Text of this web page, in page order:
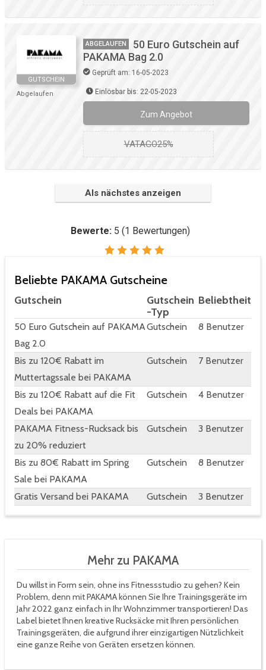
GUTSCHEIN
Abgelaufen
ABGELAUFEN
50 Euro Gutschein auf
PAKAMA Bag 2.0
Geprüft am: 16-05-2023
Einlösbar bis: 22-05-2023
Zum Angebot
VATAGO25%
Als nächstes anzeigen
Bewerte: 5 (1 Bewertungen)
Beliebte PAKAMA Gutscheine
Gutschein
Gutschein
-Typ
Beliebtheit
50 Euro Gutschein auf PAKAMA
Bag 2.0
Gutschein 8 Benutzer
Bis zu 120€ Rabatt im
Muttertagssale bei PAKAMA
Gutschein 7 Benutzer
Bis zu 120€ Rabatt auf die Fit
Deals bei PAKAMA
Gutschein 4 Benutzer
PAKAMA Fitness-Rucksack bis
zu 20% reduziert
Gutschein 3 Benutzer
Bis zu 80€ Rabatt im Spring
Sale bei PAKAMA
Gutschein 8 Benutzer
Gratis Versand bei PAKAMA Gutschein 3 Benutzer
Mehr zu PAKAMA
Du willst in Form sein, ohne ins Fitnessstudio zu gehen? Kein
Problem, denn mit PAKAMA können Sie Ihre Trainingsgeräte im
Jahr 2022 ganz einfach in Ihr Wohnzimmer transportieren! Das
Label bietet Ihnen kreative Rucksäcke mit Ihren persönlichen
Trainingsgeräten, die aufgrund ihrer einzigartigen Nützlichkeit
eine ganze Reihe von Geräten ersetzen können.